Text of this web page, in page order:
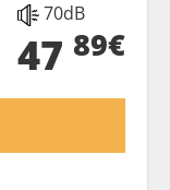
70dB
47 89€